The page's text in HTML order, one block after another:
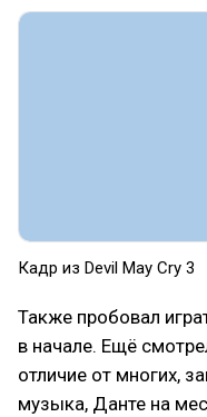
Кадр из Devil May Cry 3
Также пробовал
в начале. Ещё
отличие от многих,
музыка, Данте на